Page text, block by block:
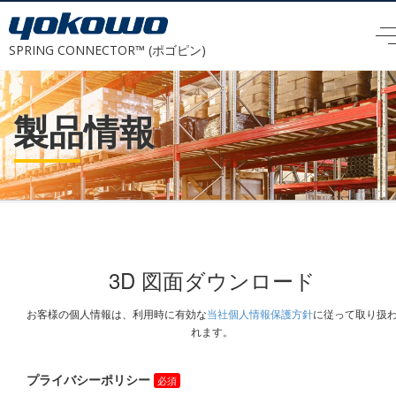
SPRING CONNECTOR™ (ポゴピン)
製品情報